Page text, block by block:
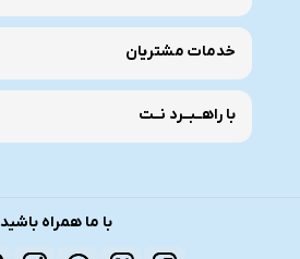
خدمات مشتریان
با راهــبــرد نــت
با ما همراه باشید